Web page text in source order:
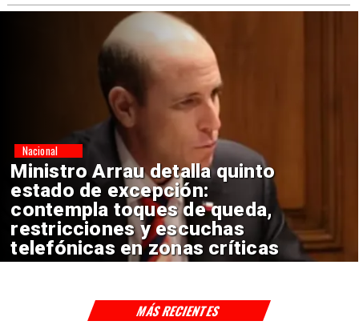
Ministro Arrau defiende
secreto bancario y asegura
que Fiscalía logra levantarlo en
la mayoría de casos
Nacional
MÁS RECIENTES